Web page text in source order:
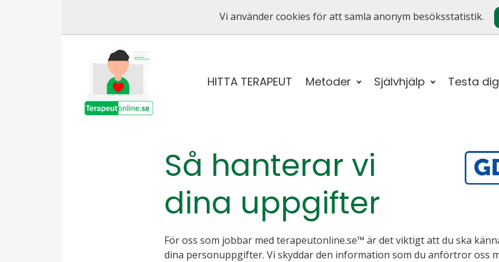
Vi använder cookies för att samla anonym besöksstatistik.
HITTA TERAPEUT Metoder Självhjälp Testa
Så hanterar vi
dina uppgifter
För oss som jobbar med terapeutonline.se™ är det viktigt att du ska
dina personuppgifter. Vi skyddar den information som du anförtror oss